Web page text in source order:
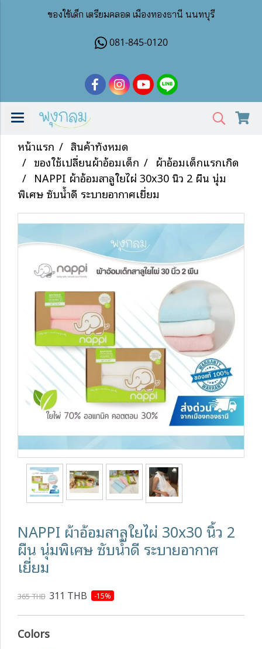
ของใช้เด็ก เตรียมคลอด เมืองทองธานี นนทบุรี
081-845-0120
หน้าแรก
สินค้าทั้งหมด
ของใช้เปลี่ยนผ้าอ้อมเด็ก
ผ้าอ้อมเด็กแรกเกิด
NAPPI ผ้าอ้อมสาลูใยไผ่ 30x30 นิ้ว 2 ผืน นุ่ม
พิเศษ ซับน้ำดี ระบายอากาศเยี่ยม
NAPPI ผ้าอ้อมสาลูใยไผ่ 30x30 นิ้ว 2
ผืน นุ่มพิเศษ ซับน้ำดี ระบายอากาศ
เยี่ยม
365 THB 311 THB -15%
Colors